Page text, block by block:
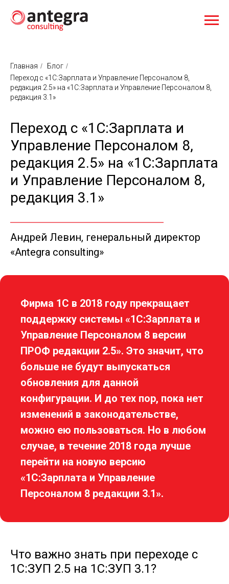
Главная / Блог /
Переход с «1С:Зарплата и Управление Персоналом 8,
редакция 2.5» на «1С:Зарплата и Управление Персоналом 8,
редакция 3.1»
Переход с «1С:Зарплата и
Управление Персоналом 8,
редакция 2.5» на «1С:Зарплата
и Управление Персоналом 8,
редакция 3.1»
Андрей Левин, генеральный директор
«Antegra consulting»
Фирма 1С в 2018 году прекращает
поддержку системы «1С:Зарплата и
Управление Персоналом 8 версии
ПРОФ редакции 2.5». Это значит, что
больше не будут выпускаться
обновления для данной
конфигурации. И до тех пор, пока нет
изменений в законодательстве,
можно ею пользоваться. Но в любом
случае, в течение 2018 года лучше
перейти на новую версию
«1С:Зарплата и Управление
Персоналом 8 редакции 3.1».
Что важно знать при переходе с
1С:ЗУП 2.5 на 1С:ЗУП 3.1?